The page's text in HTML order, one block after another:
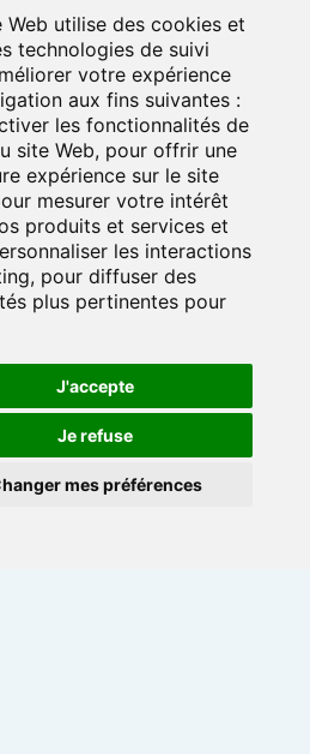
Web utilise des cookies et
technologies de suivi
votre expérience
aux fins suivantes :
les fonctionnalités de
site Web, pour offrir une
expérience sur le site
mesurer votre intérêt
produits et services et
les interactions
, pour diffuser des
plus pertinentes pour
J'accepte
Je refuse
mes préférences